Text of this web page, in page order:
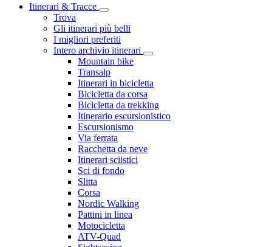
Itinerari & Tracce
Trova
Gli itinerari più belli
I migliori preferiti
Intero archivio itinerari
Mountain bike
Transalp
Itinerari in bicicletta
Bicicletta da corsa
Bicicletta da trekking
Itinerario escursionistico
Escursionismo
Via ferrata
Racchetta da neve
Itinerari sciistici
Sci di fondo
Slitta
Corsa
Nordic Walking
Pattini in linea
Motocicletta
ATV-Quad